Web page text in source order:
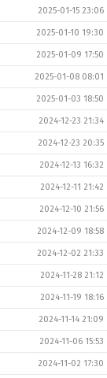
2025-01-15 23:06
2025-01-10 19:30
2025-01-09 17:50
2025-01-08 08:01
2025-01-03 18:50
2024-12-23 21:34
2024-12-23 20:35
2024-12-13 16:32
2024-12-11 21:42
2024-12-10 21:56
2024-12-09 18:58
2024-12-02 21:33
2024-11-28 21:12
2024-11-19 18:16
2024-11-14 21:09
2024-11-06 15:53
2024-11-02 17:30